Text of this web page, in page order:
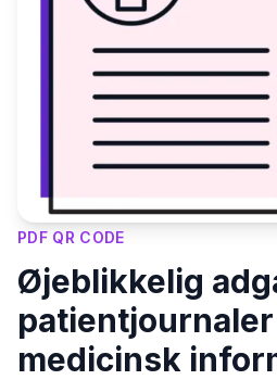
PDF QR CODE
Øjeblikkelig
medicinsk